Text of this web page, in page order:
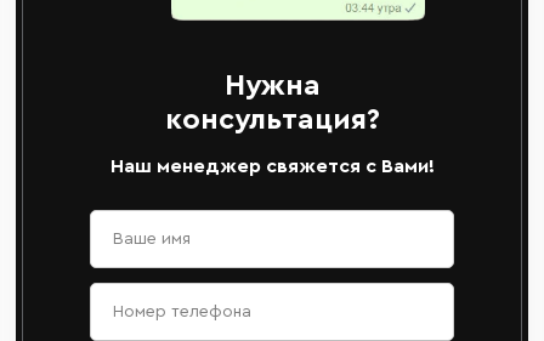
Нужна
консультация?
Наш менеджер свяжется с Вами!